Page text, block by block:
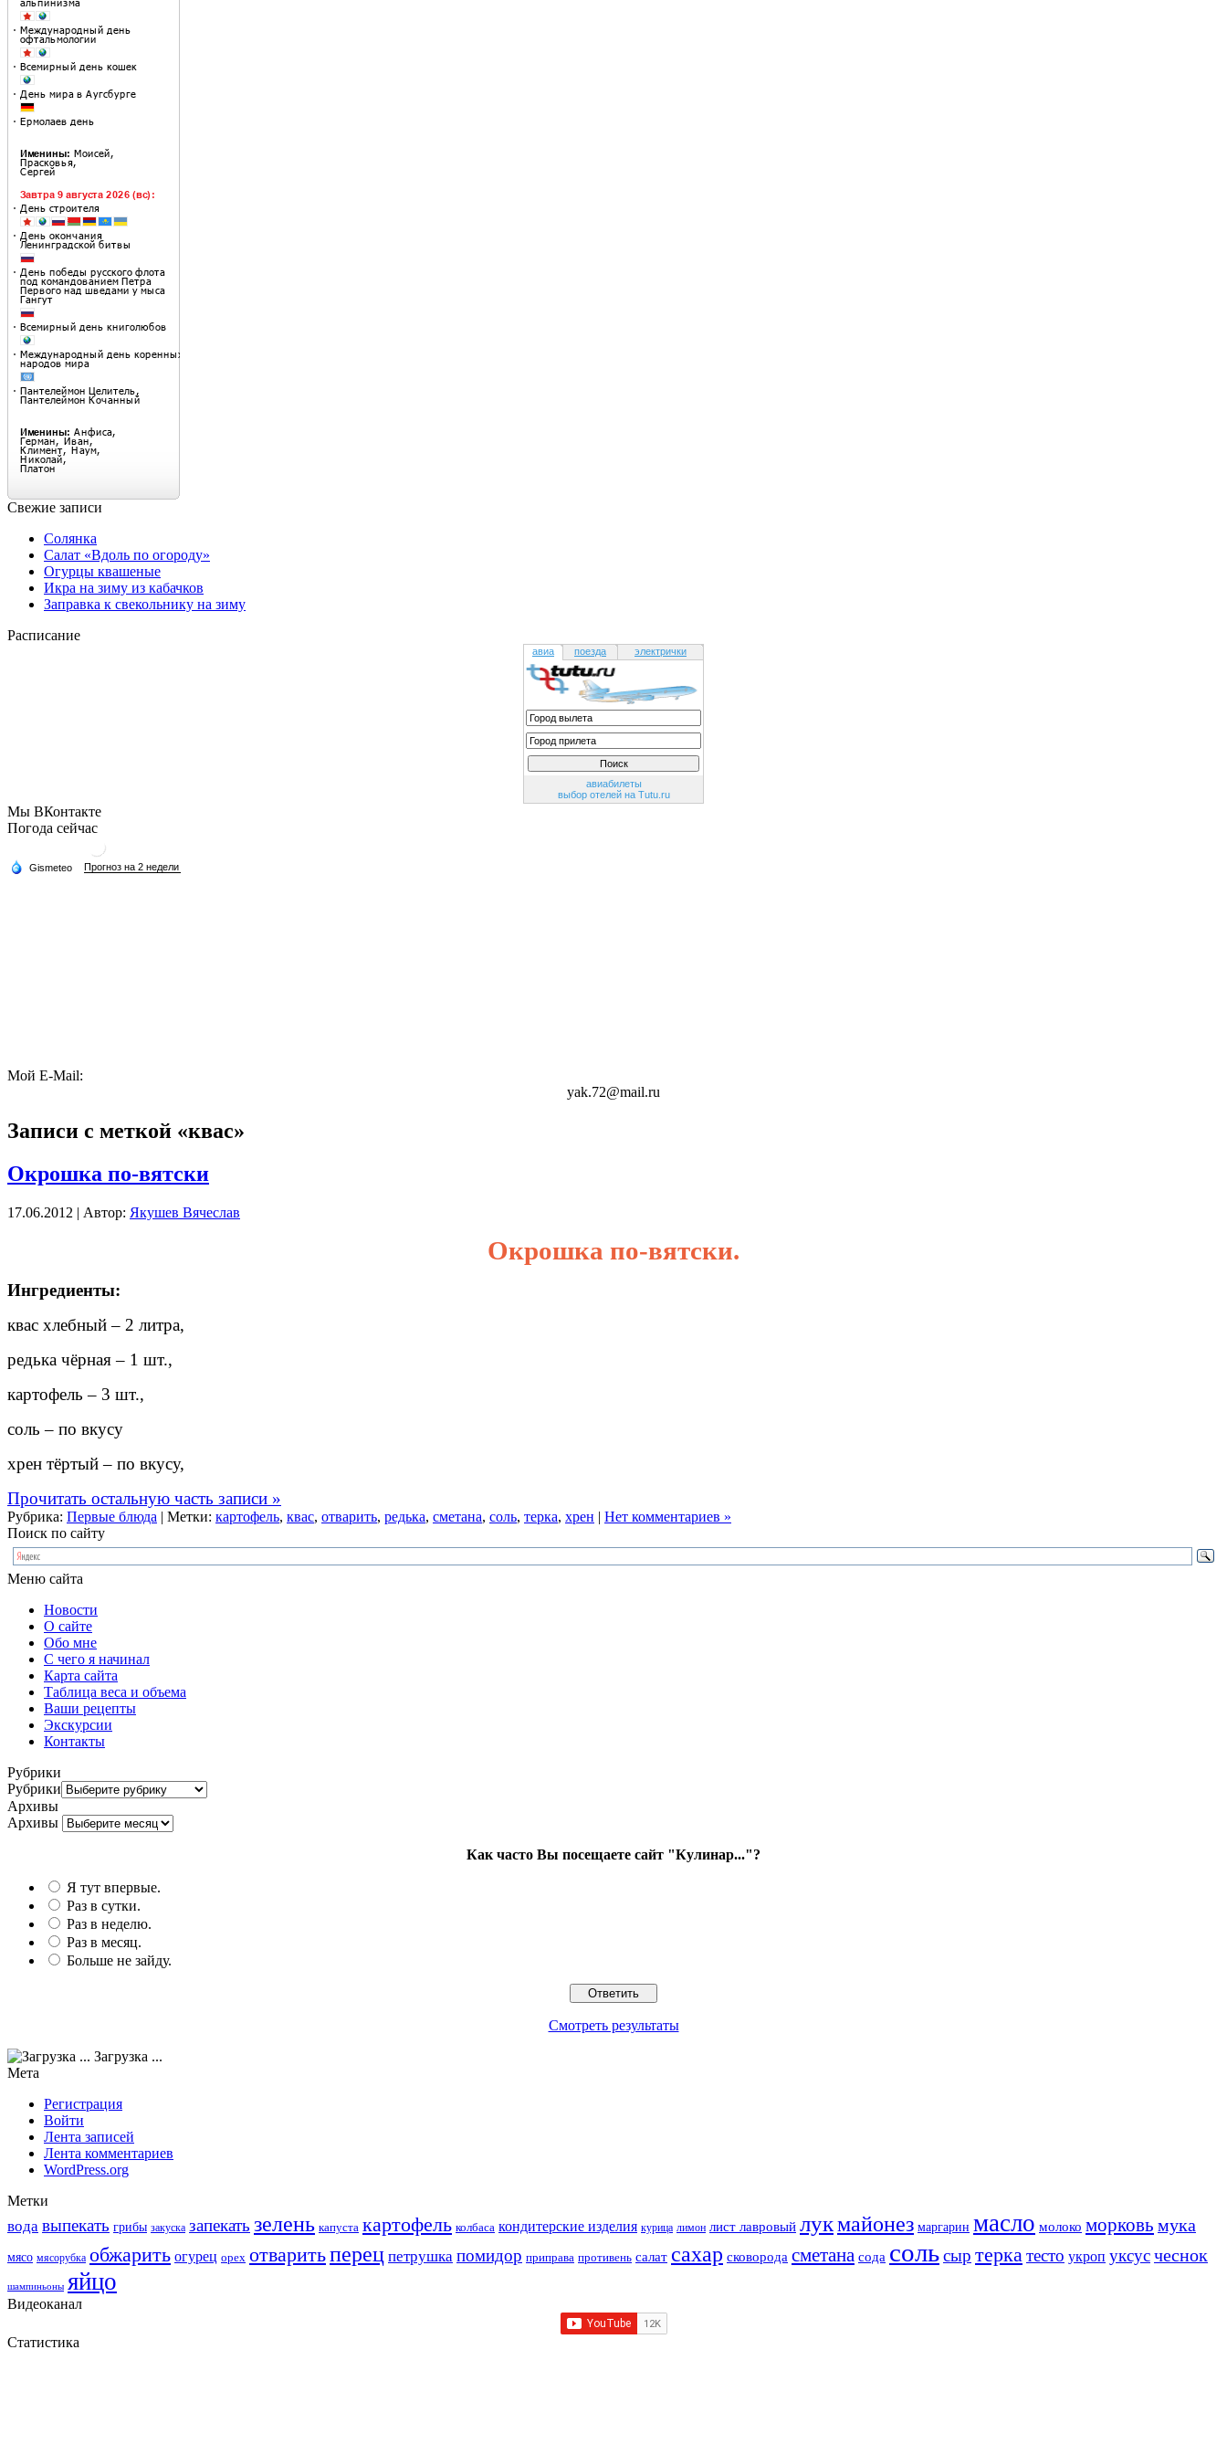
Свежие записи
Солянка
Салат «Вдоль по огороду»
Огурцы квашеные
Икра на зиму из кабачков
Заправка к свекольнику на зиму
Расписание
авиа поезда электрички
авиабилеты
выбор отелей на Tutu.ru
Мы ВКонтакте
Погода сейчас
Мой E-Mail:
yak.72@mail.ru
Записи с меткой «квас»
Окрошка по-вятски
17.06.2012 | Автор: Якушев Вячеслав
Окрошка по-вятски.
Ингредиенты:
квас хлебный – 2 литра,
редька чёрная – 1 шт.,
картофель – 3 шт.,
соль – по вкусу
хрен тёртый – по вкусу,
Прочитать остальную часть записи »
Рубрика: Первые блюда | Метки: картофель, квас, отварить, редька, сметана, соль, терка, хрен | Нет комментариев »
Поиск по сайту
Меню сайта
Новости
О сайте
Обо мне
С чего я начинал
Карта сайта
Таблица веса и объема
Ваши рецепты
Экскурсии
Контакты
Рубрики
Рубрики
Архивы
Архивы
Как часто Вы посещаете сайт "Кулинар..."?
Я тут впервые.
Раз в сутки.
Раз в неделю.
Раз в месяц.
Больше не зайду.
Смотреть результаты
Загрузка ...
Мета
Регистрация
Войти
Лента записей
Лента комментариев
WordPress.org
Метки
вода выпекать грибы закуска запекать зелень капуста картофель колбаса кондитерские изделия курица лимон лист лавровый лукмайонез маргарин масло молоко морковь мука
мясо мясорубка обжарить огурец орех отваритьперец петрушка помидор приправа противень салат сахар сковорода сметана сода сольсыр терка тесто укроп уксусчеснок
шампиньоны яйцо
Видеоканал
Статистика